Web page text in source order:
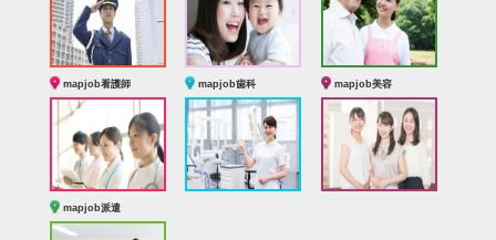
mapjob看護師 mapjob歯科 mapjob美容
mapjob派遣